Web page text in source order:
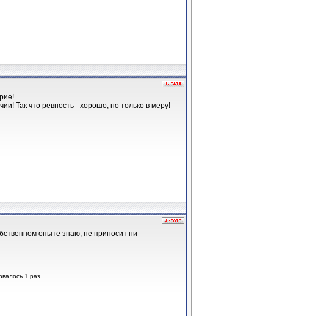
Так что ревность - хорошо, но только в меру!
опыте знаю, не приносит ни
1 раз